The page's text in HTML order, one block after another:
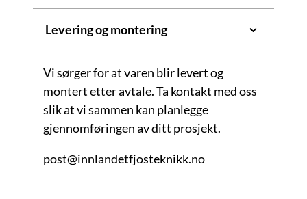
Levering og montering
Vi sørger for at varen blir levert og
montert etter avtale. Ta kontakt med oss
slik at vi sammen kan planlegge
gjennomføringen av ditt prosjekt.
post@innlandetfjosteknikk.no